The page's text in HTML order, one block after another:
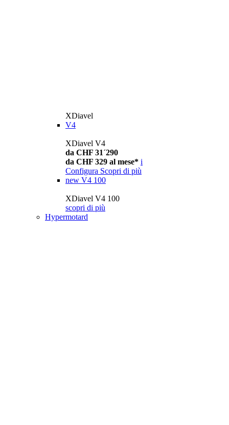
XDiavel
V4
XDiavel V4
da CHF 31´290
da CHF 329 al mese* i
Configura Scopri di più
new V4 100
XDiavel V4 100
scopri di più
Hypermotard